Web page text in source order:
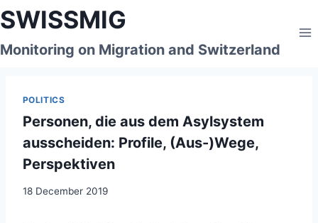
Skip
to
content
SWISSMIG
Monitoring on Migration and Switzerland
POLITICS
Personen, die aus dem Asylsystem
ausscheiden: Profile, (Aus-)Wege,
Perspektiven
18 December 2019